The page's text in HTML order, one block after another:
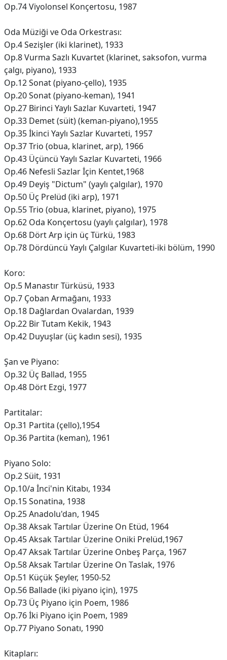
Op.74 Viyolonsel Konçertosu, 1987
Oda Müziği ve Oda Orkestrası:
Op.4 Sezişler (iki klarinet), 1933
Op.8 Vurma Sazlı Kuvartet (klarinet, saksofon, vurma
çalgı, piyano), 1933
Op.12 Sonat (piyano-çello), 1935
Op.20 Sonat (piyano-keman), 1941
Op.27 Birinci Yaylı Sazlar Kuvarteti, 1947
Op.33 Demet (süit) (keman-piyano),1955
Op.35 İkinci Yaylı Sazlar Kuvarteti, 1957
Op.37 Trio (obua, klarinet, arp), 1966
Op.43 Üçüncü Yaylı Sazlar Kuvarteti, 1966
Op.46 Nefesli Sazlar İçin Kentet,1968
Op.49 Deyiş "Dictum" (yaylı çalgılar), 1970
Op.50 Üç Prelüd (iki arp), 1971
Op.55 Trio (obua, klarinet, piyano), 1975
Op.62 Oda Konçertosu (yaylı çalgılar), 1978
Op.68 Dört Arp için üç Türkü, 1983
Op.78 Dördüncü Yaylı Çalgılar Kuvarteti-iki bölüm, 1990
Koro:
Op.5 Manastır Türküsü, 1933
Op.7 Çoban Armağanı, 1933
Op.18 Dağlardan Ovalardan, 1939
Op.22 Bir Tutam Kekik, 1943
Op.42 Duyuşlar (üç kadın sesi), 1935
Şan ve Piyano:
Op.32 Üç Ballad, 1955
Op.48 Dört Ezgi, 1977
Partitalar:
Op.31 Partita (çello),1954
Op.36 Partita (keman), 1961
Piyano Solo:
Op.2 Süit, 1931
Op.10/a İnci'nin Kitabı, 1934
Op.15 Sonatina, 1938
Op.25 Anadolu'dan, 1945
Op.38 Aksak Tartılar Üzerine On Etüd, 1964
Op.45 Aksak Tartılar Üzerine Oniki Prelüd,1967
Op.47 Aksak Tartılar Üzerine Onbeş Parça, 1967
Op.58 Aksak Tartılar Üzerine On Taslak, 1976
Op.51 Küçük Şeyler, 1950-52
Op.56 Ballade (iki piyano için), 1975
Op.73 Üç Piyano için Poem, 1986
Op.76 İki Piyano için Poem, 1989
Op.77 Piyano Sonatı, 1990
Kitapları: